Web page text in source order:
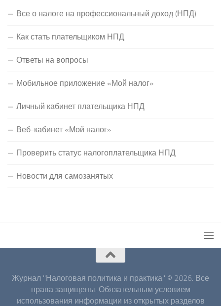
Все о налоге на профессиональный доход (НПД)
Как стать плательщиком НПД
Ответы на вопросы
Мобильное приложение «Мой налог»
Личный кабинет плательщика НПД
Веб-кабинет «Мой налог»
Проверить статус налогоплательщика НПД
Новости для самозанятых
Журнал "Налоговая политика и практика" © 2026. Все
права защищены. Обязательным условием
использования информации из открытых разделов